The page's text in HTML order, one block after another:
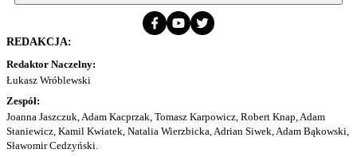
REDAKCJA:
Redaktor Naczelny:
Łukasz Wróblewski
Zespół:
Joanna Jaszczuk, Adam Kacprzak, Tomasz Karpowicz, Robert Knap, Adam
Staniewicz, Kamil Kwiatek, Natalia Wierzbicka, Adrian Siwek, Adam Bąkowski,
Sławomir Cedzyński.